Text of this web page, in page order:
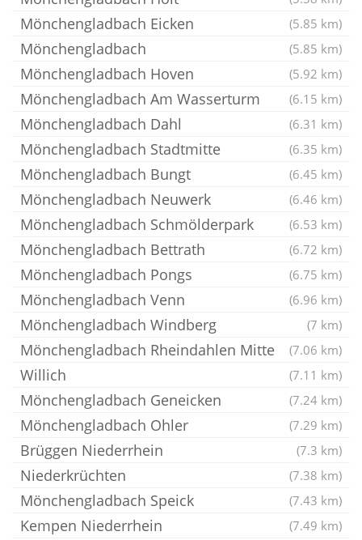
Mönchengladbach Eicken (5.85 km)
Mönchengladbach (5.85 km)
Mönchengladbach Hoven (5.92 km)
Mönchengladbach Am Wasserturm (6.15 km)
Mönchengladbach Dahl (6.31 km)
Mönchengladbach Stadtmitte (6.35 km)
Mönchengladbach Bungt (6.45 km)
Mönchengladbach Neuwerk (6.46 km)
Mönchengladbach Schmölderpark (6.53 km)
Mönchengladbach Bettrath (6.72 km)
Mönchengladbach Pongs (6.75 km)
Mönchengladbach Venn (6.96 km)
Mönchengladbach Windberg (7 km)
Mönchengladbach Rheindahlen Mitte (7.06 km)
Willich (7.11 km)
Mönchengladbach Geneicken (7.24 km)
Mönchengladbach Ohler (7.29 km)
Brüggen Niederrhein (7.3 km)
Niederkrüchten (7.38 km)
Mönchengladbach Speick (7.43 km)
Kempen Niederrhein (7.49 km)